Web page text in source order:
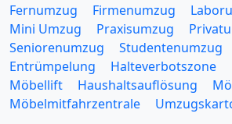
Fernumzug
Firmenumzug
Mini Umzug
Praxisumzug
Seniorenumzug
Studentenumzug
Entrümpelung
Halteverbotszone
Möbellift
Haushaltsauflösung
Möbelmitfahrzentrale